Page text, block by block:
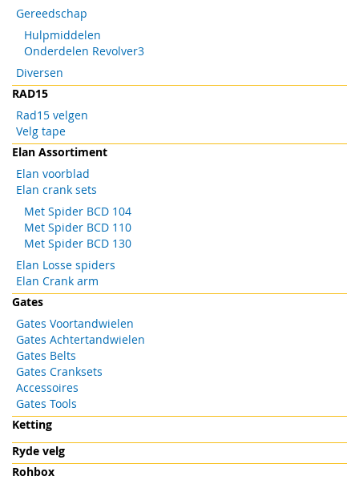
Gereedschap
Hulpmiddelen
Onderdelen Revolver3
Diversen
RAD15
Rad15 velgen
Velg tape
Elan Assortiment
Elan voorblad
Elan crank sets
Met Spider BCD 104
Met Spider BCD 110
Met Spider BCD 130
Elan Losse spiders
Elan Crank arm
Gates
Gates Voortandwielen
Gates Achtertandwielen
Gates Belts
Gates Cranksets
Accessoires
Gates Tools
Ketting
Ryde velg
Rohbox